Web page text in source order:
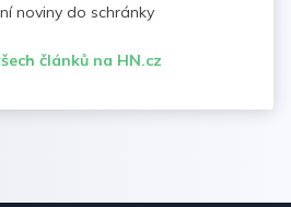
noviny do schránky
článků na HN.cz